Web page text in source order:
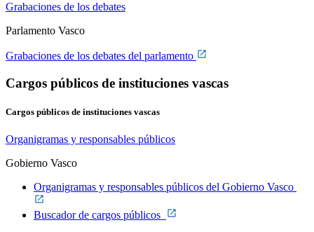
Grabaciones de los debates
Parlamento Vasco
Grabaciones de los debates del parlamento
Cargos públicos de instituciones vascas
Cargos públicos de instituciones vascas
Organigramas y responsables públicos
Gobierno Vasco
Organigramas y responsables públicos del Gobierno Vasco
Buscador de cargos públicos